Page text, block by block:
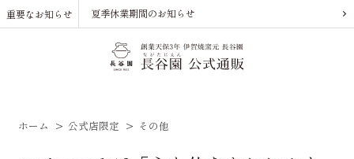
重要なお知らせ 夏季休業期間のお知らせ
ホーム > 公式店限定 > その他